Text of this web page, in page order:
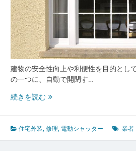
ン
テ
ナ
ン
ス
で
解
説
建物の安全性向上や利便性を目的とし
の一つに、自動で開閉す…
続きを読む電
ャ
ッ
住宅外装,修理, 電動シャッター 業者